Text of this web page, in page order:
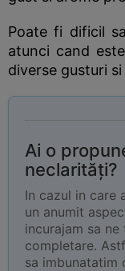
Poate fi dificil
atunci cand
diverse gusturi
Ai o
neclarități?
In cazul in care
un anumit
incurajam sa
completare.
sa